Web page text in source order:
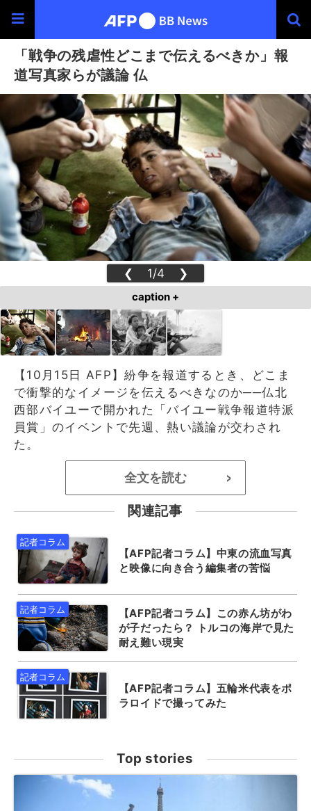
「戦争の残虐性どこまで伝えるべきか」報
道写真家らが議論 仏
❮ 1/4 ❯
caption +
【10月15日 AFP】紛争を報道するとき、どこま
で衝撃的なイメージを伝えるべきなのか──仏北
西部バイユーで開かれた「バイユー戦争報道特派
員賞」のイベントで先週、熱い議論が交わされ
た。
全文を読む >
関連記事
【AFP記者コラム】中東の流血写真
と映像に向き合う編集者の苦悩
【AFP記者コラム】この赤ん坊がわ
が子だったら？ トルコの海岸で見た
耐え難い現実
【AFP記者コラム】五輪米代表をポ
ラロイドで撮ってみた
Top stories